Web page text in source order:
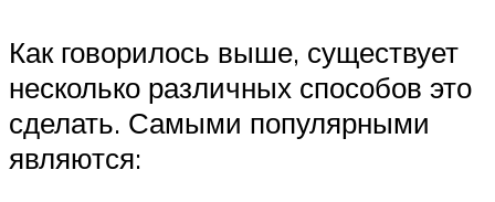
Как говорилось выше, существует
несколько различных способов это
сделать. Самыми популярными
являются: